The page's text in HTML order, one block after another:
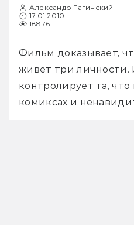
Александр Гагинский
17.01.2010
18876
Фильм доказывает,
живёт три личности.
контролирует та,
комиксах и